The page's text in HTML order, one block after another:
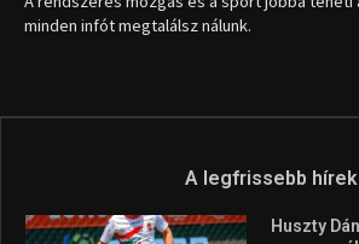
minden infót megtalálsz nálunk.
A legfrissebb hírek
Huszty